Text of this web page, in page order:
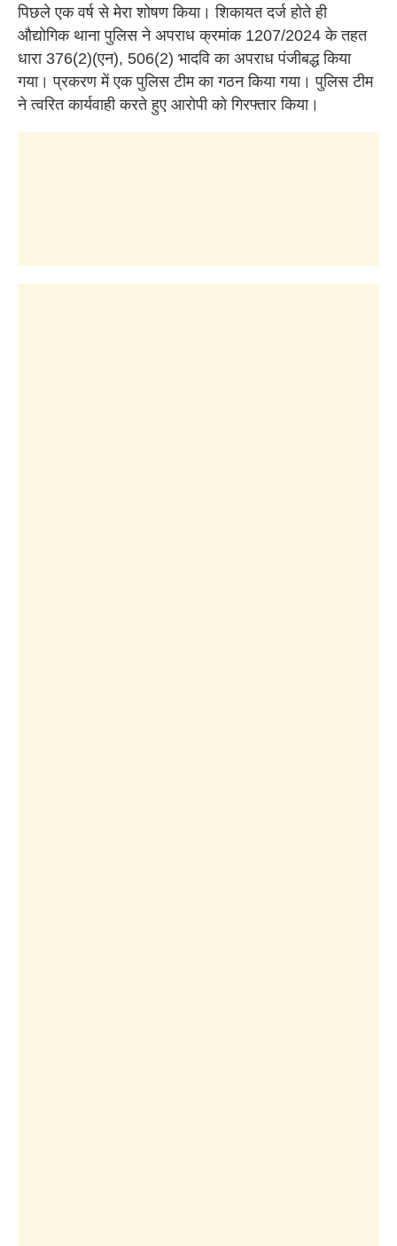
पिछले एक वर्ष से मेरा शोषण किया। शिकायत दर्ज होते ही
औद्योगिक थाना पुलिस ने अपराध क्रमांक 1207/2024 के तहत
धारा 376(2)(एन), 506(2) भादवि का अपराध पंजीबद्ध किया
गया। प्रकरण में एक पुलिस टीम का गठन किया गया। पुलिस टीम
ने त्वरित कार्यवाही करते हुए आरोपी को गिरफ्तार किया।